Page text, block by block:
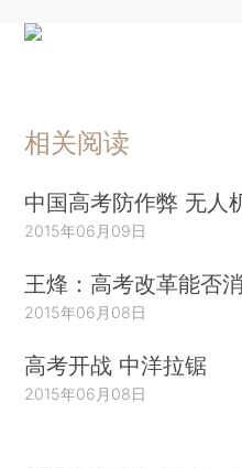
相关阅读
中国高考防作弊 无人
2015年06月09日
王烽：高考改革能否
2015年06月08日
高考开战 中洋拉锯
2015年06月08日